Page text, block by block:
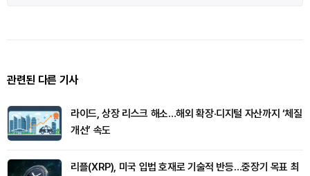
관련된 다른 기사
라이드, 상장 리스크 해소…해외 확장·디지털 자산까지 ‘체질
개선’ 속도
리플(XRP), 미국 입법 호재로 기술적 반등…중장기 목표 최